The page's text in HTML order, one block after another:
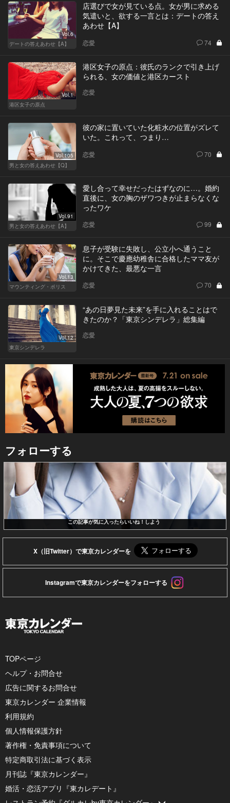
Vol.6
デートの答えあわせ【A】
店選びで女が見ている点。女が男に求める
気遣いと、欲する一言とは：デートの答え
あわせ【A】
恋愛 74
Vol.1
港区女子の原点
港区女子の原点：彼氏のランクで引き上げ
られる、女の価値と港区カースト
恋愛
Vol.105
男と女の答えあわせ【Q】
彼の家に置いていた化粧水の位置がズレて
いた。これって、つまり…
恋愛 70
Vol.91
男と女の答えあわせ【A】
愛し合って幸せだったはずなのに…。婚約
直後に、女の胸のザワつきが止まらなくな
ったワケ
恋愛 99
Vol.13
マウンティング・ポリス
息子が受験に失敗し、公立小へ通うこと
に。そこで慶應幼稚舎に合格したママ友が
かけてきた、最悪な一言
恋愛 70
Vol.12
東京シンデレラ
“あの日夢見た未来”を手に入れることはで
きたのか？「東京シンデレラ」総集編
恋愛
フォローする
この記事が気に入ったらいいね！しよう
X（旧Twitter）で東京カレンダーを
Instagramで東京カレンダーをフォローする
TOPページ
ヘルプ・お問合せ
広告に関するお問合せ
東京カレンダー 企業情報
利用規約
個人情報保護方針
著作権・免責事項について
特定商取引法に基づく表示
月刊誌『東京カレンダー』
婚活・恋活アプリ『東カレデート』